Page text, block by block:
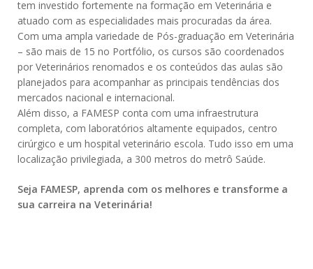
tem investido fortemente na formação em Veterinária e
atuado com as especialidades mais procuradas da área.
Com uma ampla variedade de Pós-graduação em Veterinária
– são mais de 15 no Portfólio, os cursos são coordenados
por Veterinários renomados e os conteúdos das aulas são
planejados para acompanhar as principais tendências dos
mercados nacional e internacional.
Além disso, a FAMESP conta com uma infraestrutura
completa, com laboratórios altamente equipados, centro
cirúrgico e um hospital veterinário escola. Tudo isso em uma
localização privilegiada, a 300 metros do metrô Saúde.
Seja FAMESP, aprenda com os melhores e transforme a
sua carreira na Veterinária!